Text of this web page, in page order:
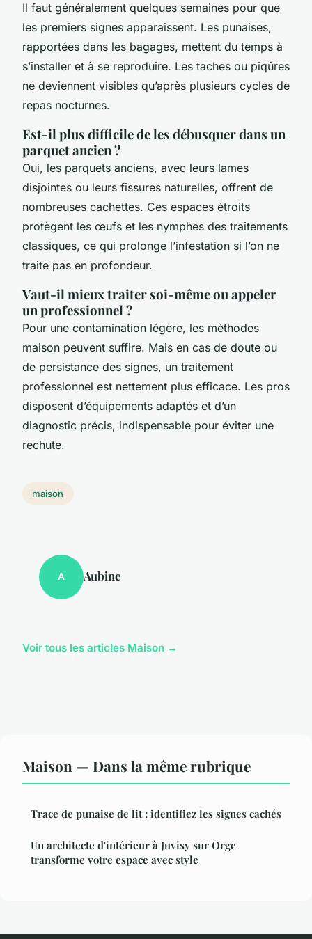
Il faut généralement quelques semaines pour que
les premiers signes apparaissent. Les punaises,
rapportées dans les bagages, mettent du temps à
s’installer et à se reproduire. Les taches ou piqûres
ne deviennent visibles qu’après plusieurs cycles de
repas nocturnes.
Est-il plus difficile de les débusquer dans un
parquet ancien ?
Oui, les parquets anciens, avec leurs lames
disjointes ou leurs fissures naturelles, offrent de
nombreuses cachettes. Ces espaces étroits
protègent les œufs et les nymphes des traitements
classiques, ce qui prolonge l’infestation si l’on ne
traite pas en profondeur.
Vaut-il mieux traiter soi-même ou appeler
un professionnel ?
Pour une contamination légère, les méthodes
maison peuvent suffire. Mais en cas de doute ou
de persistance des signes, un traitement
professionnel est nettement plus efficace. Les pros
disposent d’équipements adaptés et d’un
diagnostic précis, indispensable pour éviter une
rechute.
maison
A Aubine
Voir tous les articles Maison →
Maison — Dans la même rubrique
Trace de punaise de lit : identifiez les signes cachés
Un architecte d'intérieur à Juvisy sur Orge
transforme votre espace avec style